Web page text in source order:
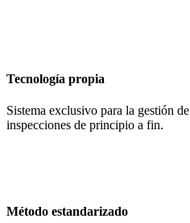
Tecnología propia
Sistema exclusivo para la gestión de
inspecciones de principio a fin.
Método estandarizado